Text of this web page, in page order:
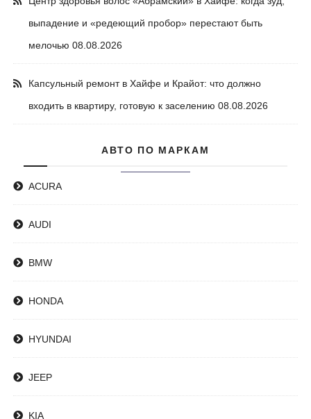
выпадение и «редеющий пробор» перестают быть
мелочью 08.08.2026
Капсульный ремонт в Хайфе и Крайот: что должно
входить в квартиру, готовую к заселению 08.08.2026
АВТО ПО МАРКАМ
ACURA
AUDI
BMW
HONDA
HYUNDAI
JEEP
KIA